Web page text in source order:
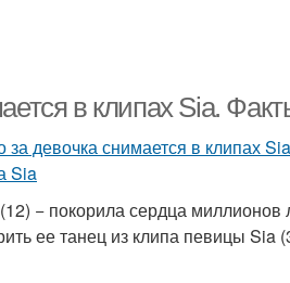
в клипах Sia.
− покорила сердца
ее танец из клипа певицы